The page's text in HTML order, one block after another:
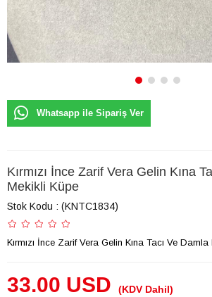
Whatsapp ile Sipariş Ver
Kırmızı İnce Zarif Vera Gelin Kına
Mekikli Küpe
Stok Kodu (KNTC1834)
Kırmızı İnce Zarif Vera Gelin Kına Tacı Ve
33.00 USD (KDV Dahil)